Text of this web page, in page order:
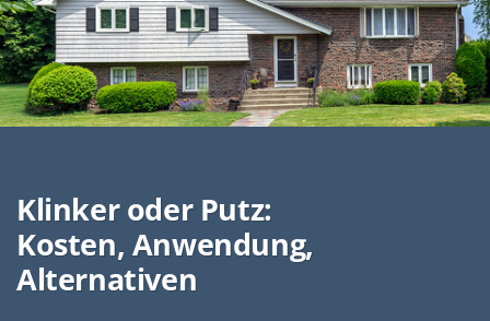
Klinker oder Putz:
Kosten, Anwendung,
Alternativen